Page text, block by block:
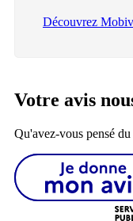
Découvrez
Votre avis
Qu'avez-vous pensé